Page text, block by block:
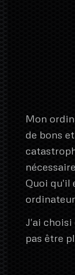
Mon
de bons
Quoi qu'il
J'ai choisi
pas être